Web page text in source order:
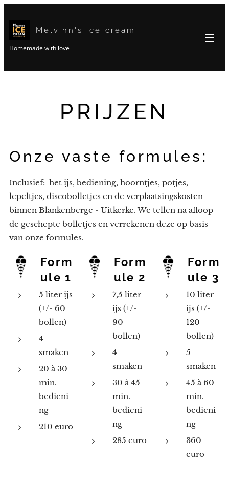
Melvinn's ice cream
Homemade with love
PRIJZEN
Onze vaste formules:
Inclusief: het ijs, bediening, hoorntjes, potjes,
lepeltjes, discobolletjes en de verplaatsingskosten
binnen Blankenberge - Uitkerke. We tellen na afloop
de geschepte bolletjes en verrekenen deze op basis
van onze formules.
Form
ule 1
5 liter ijs
(+/- 60
bollen)
4
smaken
20 à 30
min.
bedieni
ng
210 euro
Form
ule 2
7,5 liter
ijs (+/-
90
bollen)
4
smaken
30 à 45
min.
bedieni
ng
285 euro
Form
ule 3
10 liter
ijs (+/-
120
bollen)
5
smaken
45 à 60
min.
bedieni
ng
360
euro